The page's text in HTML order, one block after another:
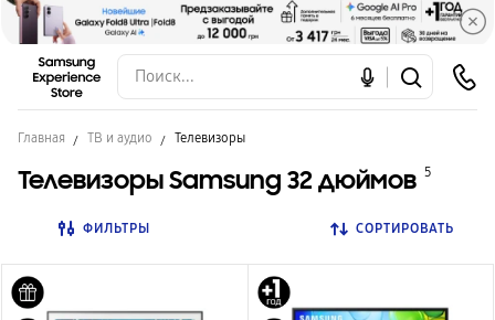
Главная ТВ и аудио Телевизоры
Телевизоры Samsung 32 дюймов 5
ФИЛЬТРЫ СОРТИРОВАТЬ